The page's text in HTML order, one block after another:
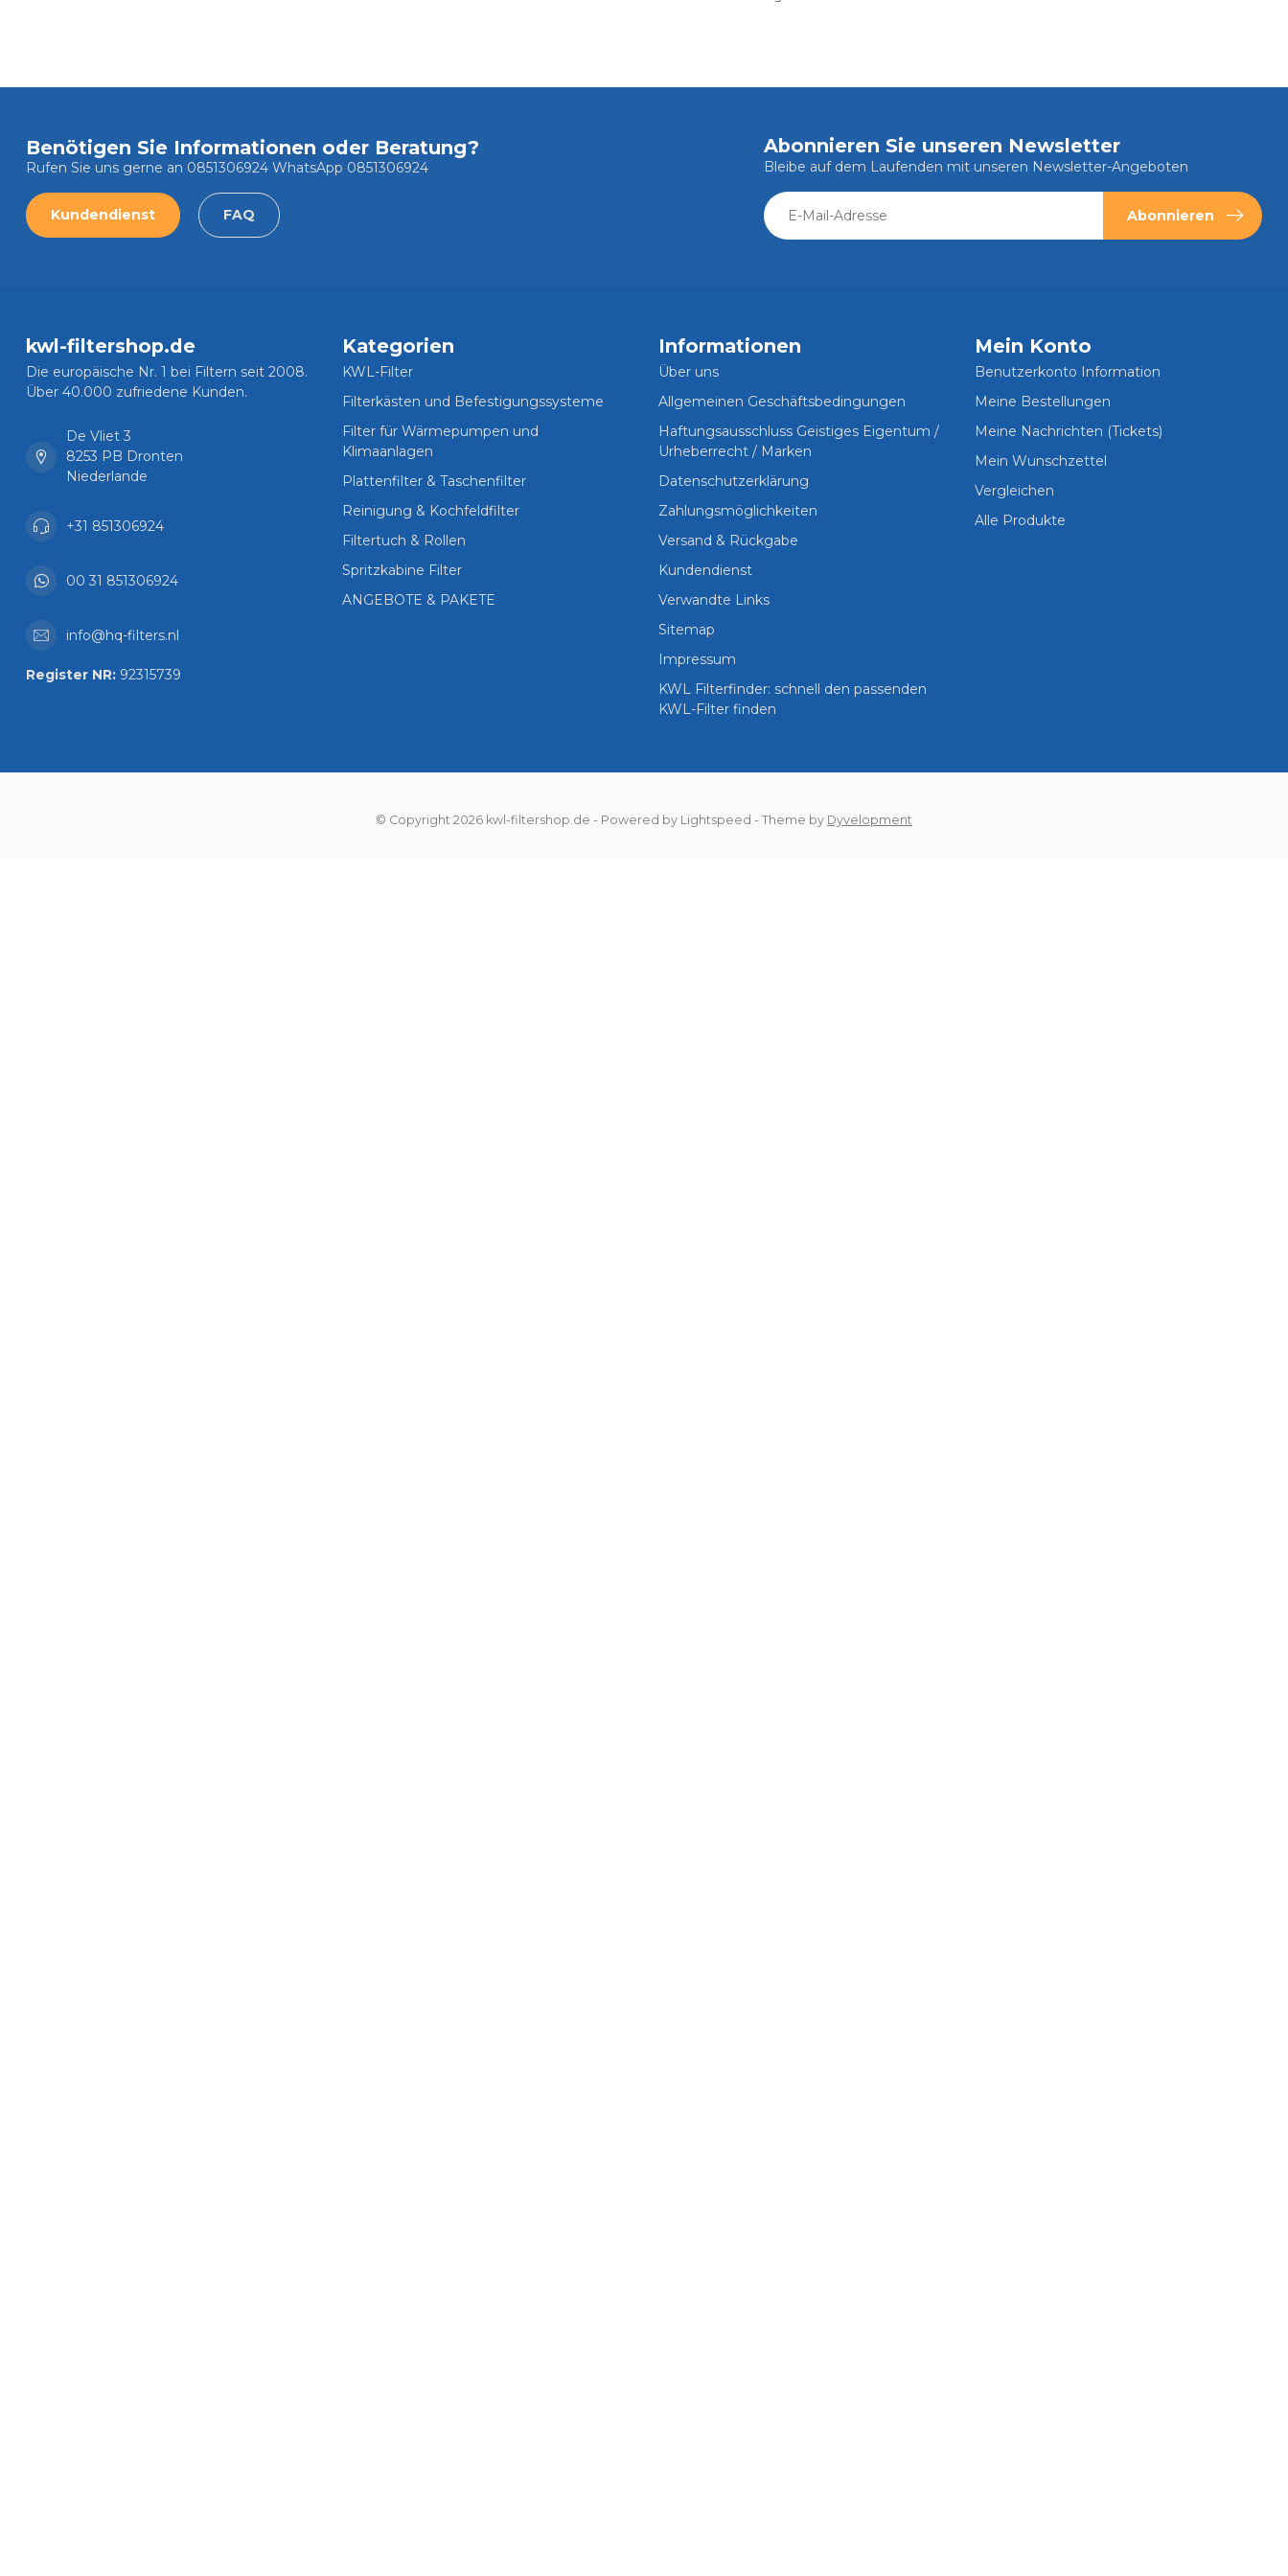
Benötigen Sie Informationen oder Beratung?
Rufen Sie uns gerne an 0851306924 WhatsApp 0851306924
Kundendienst FAQ
Abonnieren Sie unseren Newsletter
Bleibe auf dem Laufenden mit unseren Newsletter-Angeboten
Abonnieren
kwl-filtershop.de
Die europäische Nr. 1 bei Filtern seit 2008.
Über 40.000 zufriedene Kunden.
De Vliet 3
8253 PB Dronten
Niederlande
+31 851306924
00 31 851306924
info@hq-filters.nl
Register NR: 92315739
Kategorien
KWL-Filter
Filterkästen und Befestigungssysteme
Filter für Wärmepumpen und
Klimaanlagen
Plattenfilter & Taschenfilter
Reinigung & Kochfeldfilter
Filtertuch & Rollen
Spritzkabine Filter
ANGEBOTE & PAKETE
Informationen
Über uns
Allgemeinen Geschäftsbedingungen
Haftungsausschluss Geistiges Eigentum /
Urheberrecht / Marken
Datenschutzerklärung
Zahlungsmöglichkeiten
Versand & Rückgabe
Kundendienst
Verwandte Links
Sitemap
Impressum
KWL Filterfinder: schnell den passenden
KWL-Filter finden
Mein Konto
Benutzerkonto Information
Meine Bestellungen
Meine Nachrichten (Tickets)
Mein Wunschzettel
Vergleichen
Alle Produkte
© Copyright 2026 kwl-filtershop.de - Powered by Lightspeed - Theme by Dyvelopment